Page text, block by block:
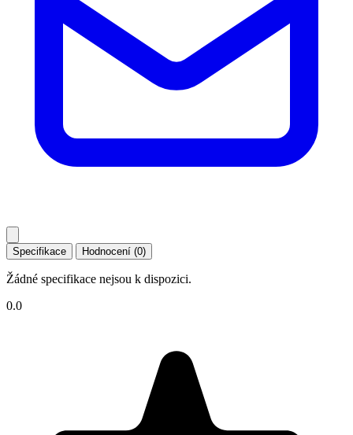
Specifikace Hodnocení (0)
Žádné specifikace nejsou k dispozici.
0.0